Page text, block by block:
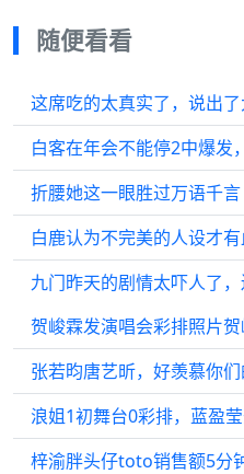
随便看看
这席吃的太真实了，说出了
白客在年会不能停2中爆发
折腰她这一眼胜过万语千言
白鹿认为不完美的人设才
贺峻霖发演唱会彩排照片
张若昀唐艺昕，好羡慕你
梓渝胖头仔toto销售额5分